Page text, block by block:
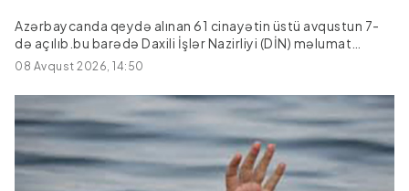
Azərbaycanda qeydə alınan 61 cinayətin üstü avqustun 7-
də açılıb.bu barədə Daxili İşlər Nazirliyi (DİN) məlumat
yayıb.Bildirilib ki, onlardan 17-si əvvəlki dövrlərdən bağlı
qalan cinayətlərdir.
08 Avqust 2026, 14:50